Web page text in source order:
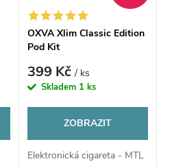
OXVA Xlim Classic Edition
Pod Kit
399 Kč/ ks
Skladem 1 ks
ZOBRAZIT
Elektronická cigareta - MTL